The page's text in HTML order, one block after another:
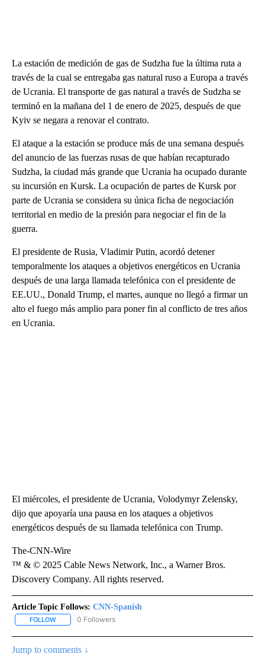
La estación de medición de gas de Sudzha fue la última ruta a
través de la cual se entregaba gas natural ruso a Europa a través
de Ucrania. El transporte de gas natural a través de Sudzha se
terminó en la mañana del 1 de enero de 2025, después de que
Kyiv se negara a renovar el contrato.
El ataque a la estación se produce más de una semana después
del anuncio de las fuerzas rusas de que habían recapturado
Sudzha, la ciudad más grande que Ucrania ha ocupado durante
su incursión en Kursk. La ocupación de partes de Kursk por
parte de Ucrania se considera su única ficha de negociación
territorial en medio de la presión para negociar el fin de la
guerra.
El presidente de Rusia, Vladimir Putin, acordó detener
temporalmente los ataques a objetivos energéticos en Ucrania
después de una larga llamada telefónica con el presidente de
EE.UU., Donald Trump, el martes, aunque no llegó a firmar un
alto el fuego más amplio para poner fin al conflicto de tres años
en Ucrania.
El miércoles, el presidente de Ucrania, Volodymyr Zelensky,
dijo que apoyaría una pausa en los ataques a objetivos
energéticos después de su llamada telefónica con Trump.
The-CNN-Wire
™ & © 2025 Cable News Network, Inc., a Warner Bros.
Discovery Company. All rights reserved.
Article Topic Follows: CNN-Spanish
FOLLOW FOLLOW "CNN-SPANISH" TO RECEIVE NOTIFICATIONS ABOUT
0 Followers
Jump to comments ↓